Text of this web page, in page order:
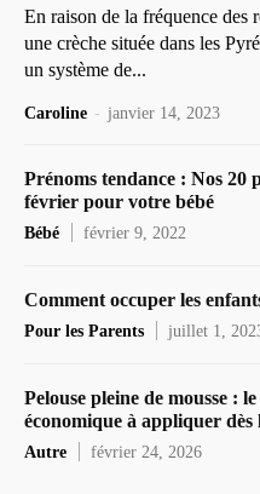
En raison de la fréquence des
une crèche située dans les
un système de...
Caroline - janvier 14, 2023
Prénoms tendance : Nos 20
février pour votre bébé
Bébé février 9, 2022
Comment occuper les
Pour les Parents juillet 1,
Pelouse pleine de mousse :
économique à appliquer dès
Autre février 24, 2026